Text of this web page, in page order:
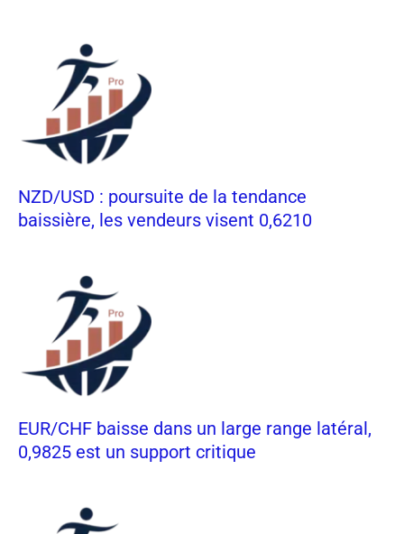
NZD/USD : poursuite de la tendance
baissière, les vendeurs visent 0,6210
EUR/CHF baisse dans un large range latéral,
0,9825 est un support critique